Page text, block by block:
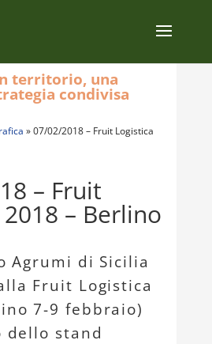
»07/02/2018 – Fruit Logistica
– Fruit
– Berlino
Agrumi di Sicilia
Fruit Logistica
7-9 febbraio)
dello stand
territorio, una
condivisa